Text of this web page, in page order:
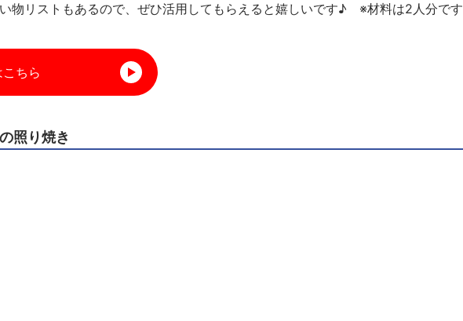
物リストもあるので、ぜひ活用してもらえると嬉しいです♪ ※材料は2人分です
ちら
照り焼き